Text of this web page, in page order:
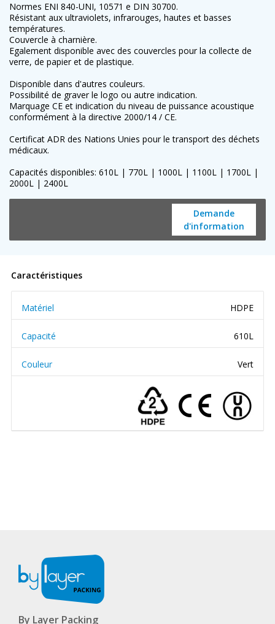
Normes ENI 840-UNI, 10571 e DIN 30700.
Résistant aux ultraviolets, infrarouges, hautes et basses
températures.
Couvercle à charnière.
Egalement disponible avec des couvercles pour la collecte de
verre, de papier et de plastique.
Disponible dans d'autres couleurs.
Possibilité de graver le logo ou autre indication.
Marquage CE et indication du niveau de puissance acoustique
conformément à la directive 2000/14 / CE.
Certificat ADR des Nations Unies pour le transport des déchets
médicaux.
Capacités disponibles: 610L | 770L | 1000L | 1100L | 1700L |
2000L | 2400L
Demande
d'information
Caractéristiques
Matériel HDPE
Capacité 610L
Couleur Vert
By Layer Packing